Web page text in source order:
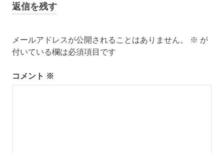
小
海
ビ
ゲ
ー
シ
返信を残す
メールアドレスが公開されることはありません。 ※ が
付いている欄は必須項目です
コメント ※